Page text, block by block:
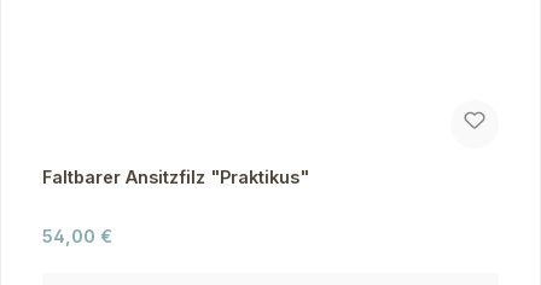
Faltbarer Ansitzfilz "Praktikus"
Regulärer Preis:
54,00 €